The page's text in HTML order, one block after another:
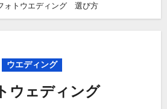
トウエディング 選び方
ウエディング
ウェディング